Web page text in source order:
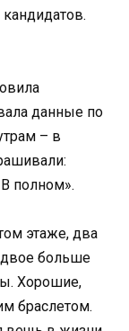
данные по
– в
полном».
этаже, два
больше
Хорошие,
браслетом.